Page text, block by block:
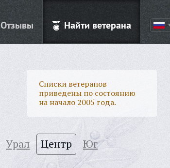
Отзывы Найти ветерана
Списки ветеранов
приведены по состоянию
на начало 2005 года.
Урал Центр Юг